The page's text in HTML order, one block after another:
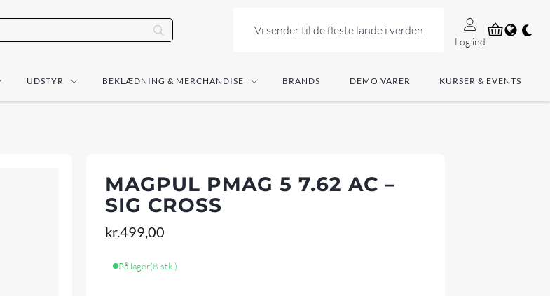
Vi sender til de fleste lande i verden
Log ind
UDSTYR BEKLÆDNING & MERCHANDISE BRANDS DEMO VARER KURSER & EVENTS
MAGPUL PMAG 5 7.62 AC –
SIG CROSS
kr.499,00
På lager(8 stk.)